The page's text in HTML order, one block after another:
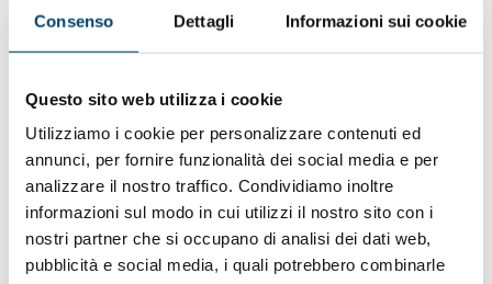
Consenso Dettagli Informazioni sui cookie
Questo sito web utilizza i cookie
Utilizziamo i cookie per personalizzare contenuti ed
annunci, per fornire funzionalità dei social media e per
analizzare il nostro traffico. Condividiamo inoltre
informazioni sul modo in cui utilizzi il nostro sito con i
nostri partner che si occupano di analisi dei dati web,
pubblicità e social media, i quali potrebbero combinarle
Come viene formulata la diagnosi di
stipsi correlata all’uso di oppioidi?
A chi posso rivolgermi?
Quali sono le possibili soluzioni
terapeutiche?